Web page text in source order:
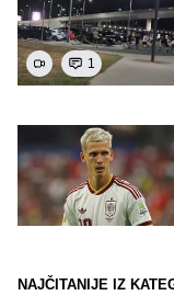
1
NAJČITANIJE IZ